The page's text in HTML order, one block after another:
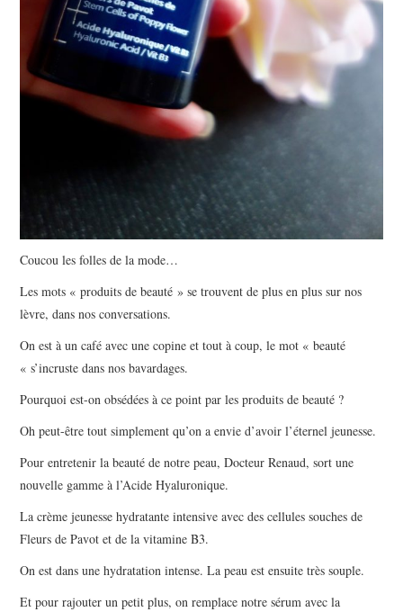
Coucou les folles de la mode…
Les mots « produits de beauté » se trouvent de plus en plus sur nos
lèvre, dans nos conversations.
On est à un café avec une copine et tout à coup, le mot « beauté
« s’incruste dans nos bavardages.
Pourquoi est-on obsédées à ce point par les produits de beauté ?
Oh peut-être tout simplement qu’on a envie d’avoir l’éternel jeunesse.
Pour entretenir la beauté de notre peau, Docteur Renaud, sort une
nouvelle gamme à l’Acide Hyaluronique.
La crème jeunesse hydratante intensive avec des cellules souches de
Fleurs de Pavot et de la vitamine B3.
On est dans une hydratation intense. La peau est ensuite très souple.
Et pour rajouter un petit plus, on remplace notre sérum avec la